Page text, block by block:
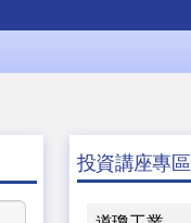
投資講座專區